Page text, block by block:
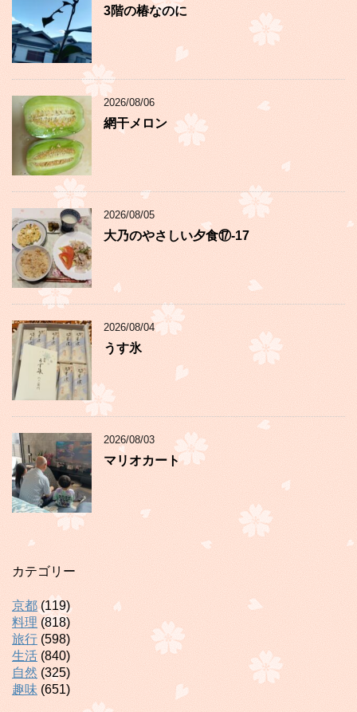
3階の椿なのに
2026/08/06
網干メロン
2026/08/05
大乃のやさしい夕食⑰-17
2026/08/04
うす氷
2026/08/03
マリオカート
カテゴリー
京都(119)
料理 (818)
旅行 (598)
生活 (840)
自然 (325)
趣味 (651)